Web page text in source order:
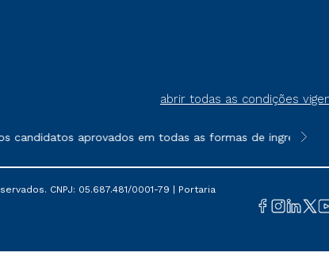
abrir todas as condições
aprovados em todas as formas de ingresso,
CNPJ: 05.687.481/0001-79 | Portaria